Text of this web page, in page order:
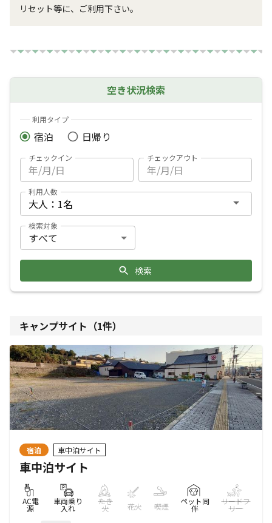
リセット等に、ご利用下さい。
空き状況検索
利用タイプ
宿泊 日帰り
チェックイン チェックアウト
利用人数
検索対象
検索
キャンプサイト（1件）
宿泊 車中泊サイト
車中泊サイト
AC電
源
車両乗り
入れ
たき
火 花火 喫煙
ペット同
伴
リードフ
リー